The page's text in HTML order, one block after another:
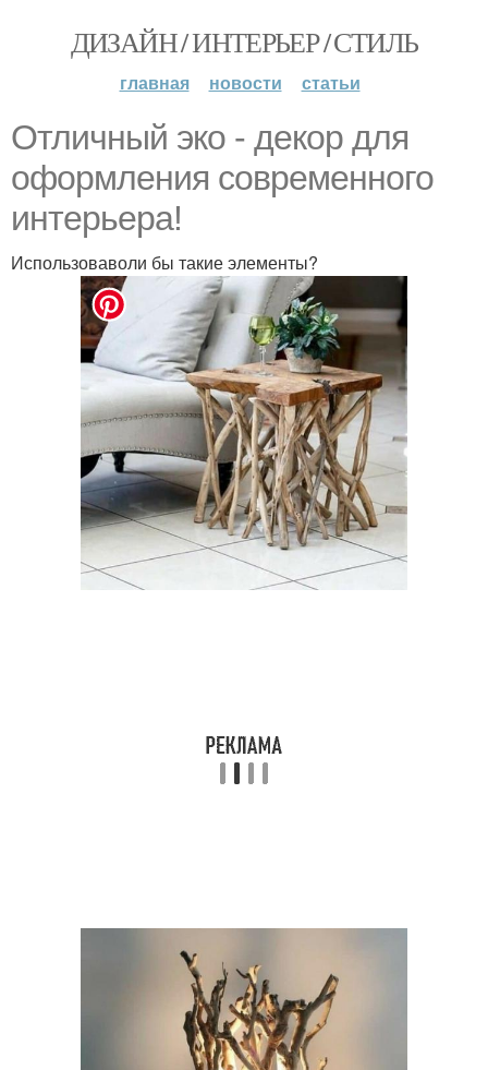
ДИЗАЙН / ИНТЕРЬЕР / СТИЛЬ
главная новости статьи
Отличный эко - декор для
оформления современного
интерьера!
Использоваволи бы такие элементы?